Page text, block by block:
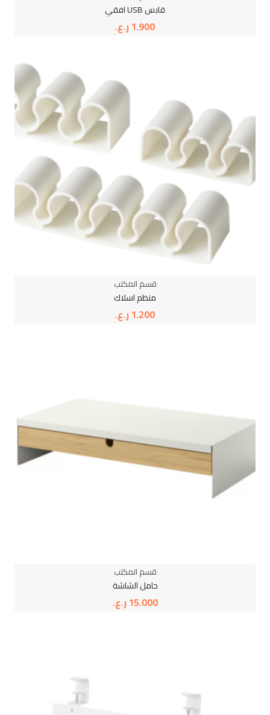
قابس USB افقي
1.900ر.ع.
قسم المكتب
منظم اسلاك
1.200ر.ع.
قسم المكتب
حامل الشاشة
15.000ر.ع.